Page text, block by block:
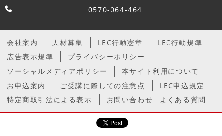
0570-064-464
会社案内 人材募集 LEC行動憲章
LEC行動規準
広告表示規準
プライバシーポリシー
ソーシャルメディアポリシー
本サイト利用について
お申込案内
ご受講に際しての注意点
LEC申込規定
特定商取引法による表示
お問い合わせ よくある質問